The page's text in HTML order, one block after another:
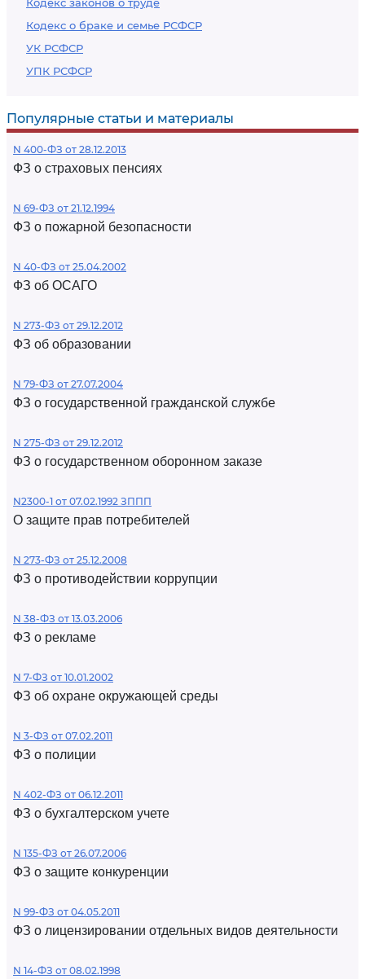
Кодекс о браке и семье РСФСР
УК РСФСР
УПК РСФСР
Популярные статьи и материалы
N 400-ФЗ от 28.12.2013
ФЗ о страховых пенсиях
N 69-ФЗ от 21.12.1994
ФЗ о пожарной безопасности
N 40-ФЗ от 25.04.2002
ФЗ об ОСАГО
N 273-ФЗ от 29.12.2012
ФЗ об образовании
N 79-ФЗ от 27.07.2004
ФЗ о государственной гражданской службе
N 275-ФЗ от 29.12.2012
ФЗ о государственном оборонном заказе
N2300-1 от 07.02.1992 ЗППП
О защите прав потребителей
N 273-ФЗ от 25.12.2008
ФЗ о противодействии коррупции
N 38-ФЗ от 13.03.2006
ФЗ о рекламе
N 7-ФЗ от 10.01.2002
ФЗ об охране окружающей среды
N 3-ФЗ от 07.02.2011
ФЗ о полиции
N 402-ФЗ от 06.12.2011
ФЗ о бухгалтерском учете
N 135-ФЗ от 26.07.2006
ФЗ о защите конкуренции
N 99-ФЗ от 04.05.2011
ФЗ о лицензировании отдельных видов деятельности
N 14-ФЗ от 08.02.1998